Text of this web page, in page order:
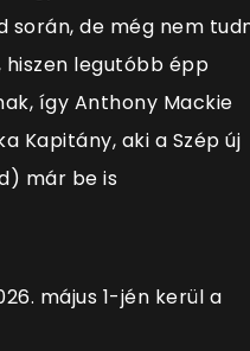
során, de még nem
legutóbb épp
így Anthony Mackie
Kapitány, aki a Szép új
már be is
május 1-jén kerül a